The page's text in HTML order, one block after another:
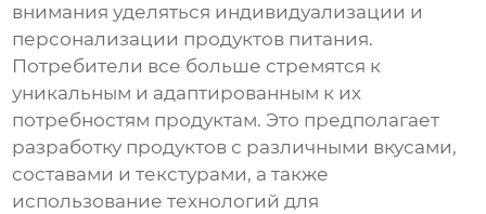
внимания уделяться индивидуализации и
персонализации продуктов питания.
Потребители все больше стремятся к
уникальным и адаптированным к их
потребностям продуктам. Это предполагает
разработку продуктов с различными вкусами,
составами и текстурами, а также
использование технологий для